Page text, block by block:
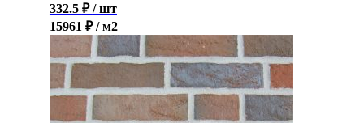
332.5 ₽ / шт
15961 ₽ / м2